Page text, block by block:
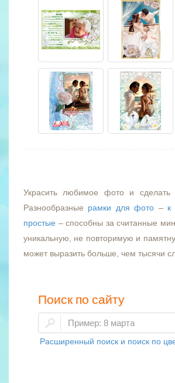
Украсить любимое фото и сделать
Разнообразные рамки для фото – к
простые – способны за считанные
уникальную, не повторимую и
может выразить больше, чем тысячи
Поиск по сайту
Расширенный поиск и поиск по